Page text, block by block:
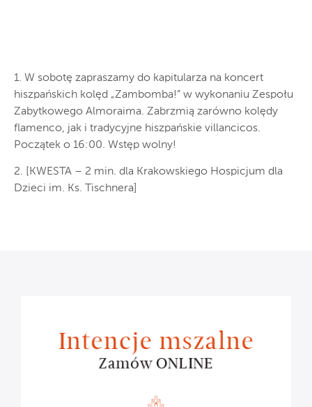
1. W sobotę zapraszamy do kapitularza na koncert
hiszpańskich kolęd „Zambomba!” w wykonaniu Zespołu
Zabytkowego Almoraima. Zabrzmią zarówno kolędy
flamenco, jak i tradycyjne hiszpańskie villancicos.
Początek o 16:00. Wstęp wolny!
2. [KWESTA – 2 min. dla Krakowskiego Hospicjum dla
Dzieci im. Ks. Tischnera]